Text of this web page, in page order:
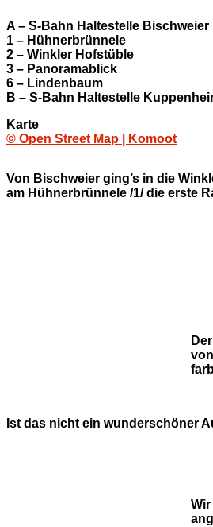
A – S-Bahn Haltestelle Bischweier
1 – Hühnerbrünnele
2 – Winkler Hofstüble
3 – Panoramablick
6 – Lindenbaum
B – S-Bahn Haltestelle
Karte
© Open Street Map | Komoot
Von Bischweier ging’s in die
am Hühnerbrünnele /1/ die erste
Ist das nicht ein wunderschöner